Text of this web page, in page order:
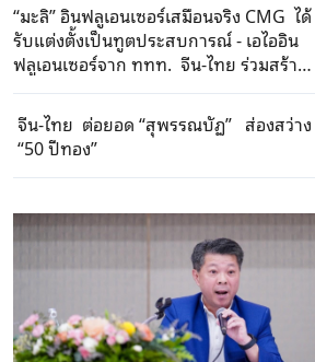
“มะลิ” อินฟลูเอนเซอร์เสมือนจริง CMG ได้
รับแต่งตั้งเป็นทูตประสบการณ์ - เอไออิน
ฟลูเอนเซอร์จาก ททท. จีน-ไทย ร่วมสร้าง
สัญลักษณ์ใหม่การท่องเที่ยวเชิงวัฒนธรรม
ดิจิทัล
จีน-ไทย ต่อยอด “สุพรรณบัฏ” ส่องสว่าง
“50 ปีทอง”